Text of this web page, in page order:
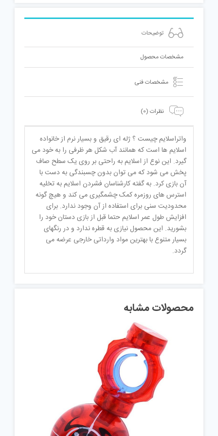
توضیحات
مشخصات محصول
مشخصات فنی
نظرات (0)
واتراسلایم چیست ؟ ژله ای رقیق و بسیار نرم از خانواده
اسلایم ها است که همانند آب شکل هر ظرفی را به خود می
گیرد. این نوع از اسلایم به راحتی بر روی یک سطح صاف
پخش می شود که می توان بدون چسبندگی به دست با
آن بازی کرد. به گفته کارشناسان فشردن اسلایم به تخلیه
استرس های روزمره کمک چشمگیری می کند و هیچ گونه
محدودیت سنی برای استفاده از آن وجود ندارد. برای
افزایش طول عمر اسلایم حتما قبل از بازی دستان خود را
بشورید. این محصول نیازی به قطره ندارد و در رنگهای
بسیار متنوع با بهترین مواد وارداتی خارجی عرضه می
گردد.
محصولات مشابه